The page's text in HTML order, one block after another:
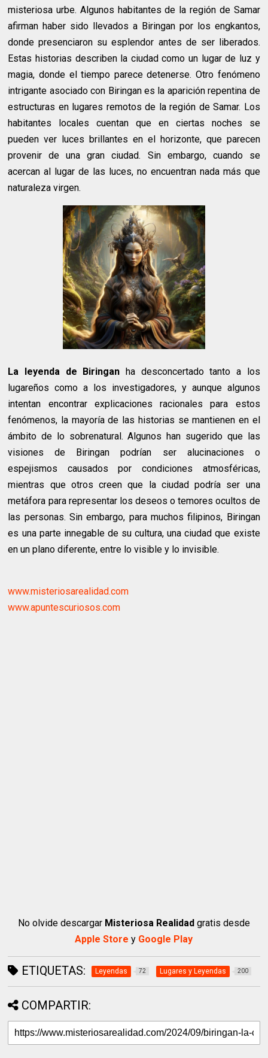
misteriosa urbe. Algunos habitantes de la región de Samar
afirman haber sido llevados a Biringan por los engkantos,
donde presenciaron su esplendor antes de ser liberados.
Estas historias describen la ciudad como un lugar de luz y
magia, donde el tiempo parece detenerse. Otro fenómeno
intrigante asociado con Biringan es la aparición repentina de
estructuras en lugares remotos de la región de Samar. Los
habitantes locales cuentan que en ciertas noches se
pueden ver luces brillantes en el horizonte, que parecen
provenir de una gran ciudad. Sin embargo, cuando se
acercan al lugar de las luces, no encuentran nada más que
naturaleza virgen.
La leyenda de Biringan ha desconcertado tanto a los
lugareños como a los investigadores, y aunque algunos
intentan encontrar explicaciones racionales para estos
fenómenos, la mayoría de las historias se mantienen en el
ámbito de lo sobrenatural. Algunos han sugerido que las
visiones de Biringan podrían ser alucinaciones o
espejismos causados por condiciones atmosféricas,
mientras que otros creen que la ciudad podría ser una
metáfora para representar los deseos o temores ocultos de
las personas. Sin embargo, para muchos filipinos, Biringan
es una parte innegable de su cultura, una ciudad que existe
en un plano diferente, entre lo visible y lo invisible.
www.misteriosarealidad.com
www.apuntescuriosos.com
No olvide descargar Misteriosa Realidad gratis desde
Apple Store y Google Play
ETIQUETAS: Leyendas 72 Lugares y Leyendas 200
COMPARTIR: